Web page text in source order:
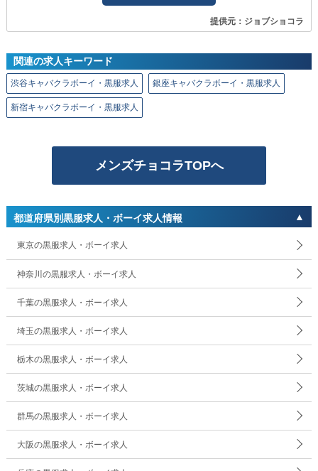
提供元：ジョブショコラ
関連の求人キーワード
渋谷キャバクラボーイ・黒服求人 銀座キャバクラボーイ・黒服求人
新宿キャバクラボーイ・黒服求人
メンズチョコラTOPへ
都道府県別黒服求人・ボーイ求人情報
東京の黒服求人・ボーイ求人
神奈川の黒服求人・ボーイ求人
千葉の黒服求人・ボーイ求人
埼玉の黒服求人・ボーイ求人
栃木の黒服求人・ボーイ求人
茨城の黒服求人・ボーイ求人
群馬の黒服求人・ボーイ求人
大阪の黒服求人・ボーイ求人